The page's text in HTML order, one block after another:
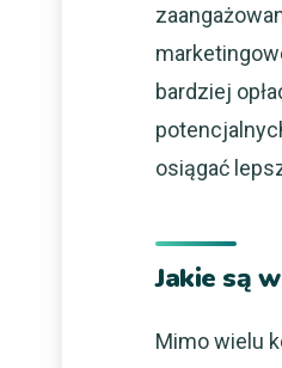
bardziej
osiągać
Jakie są
Mimo wielu